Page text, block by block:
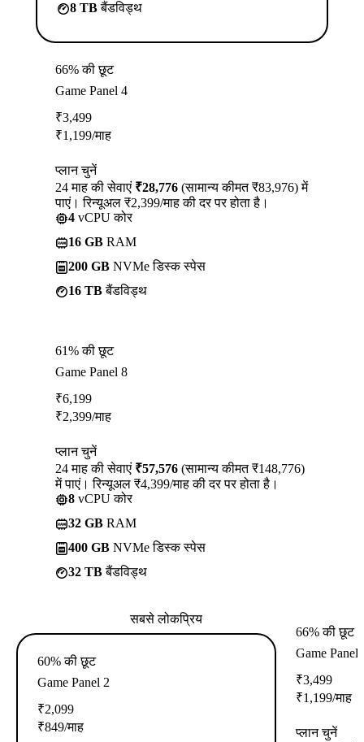
8 TBबैंडविड्थ
66% की छूट
Game Panel 4
₹3,499
₹1,199/माह
प्लान चुनें
24 माह की सेवाएं ₹28,776 (सामान्य कीमत ₹83,976) में
पाएं। रिन्यूअल ₹2,399/माह की दर पर होता है।
4 vCPU कोर
16 GB RAM
200 GB NVMe डिस्क स्पेस
16 TBबैंडविड्थ
61% की छूट
Game Panel 8
₹6,199
₹2,399/माह
प्लान चुनें
24 माह की सेवाएं ₹57,576 (सामान्य कीमत ₹148,776)
में पाएं। रिन्यूअल ₹4,399/माह की दर पर होता है।
8 vCPU कोर
32 GB RAM
400 GB NVMe डिस्क स्पेस
32 TBबैंडविड्थ
सबसे लोकप्रिय
60% की छूट
Game Panel 2
₹2,099
₹849/माह
66% की छूट
Game Panel
₹3,499
₹1,199/माह
प्लान चुनें